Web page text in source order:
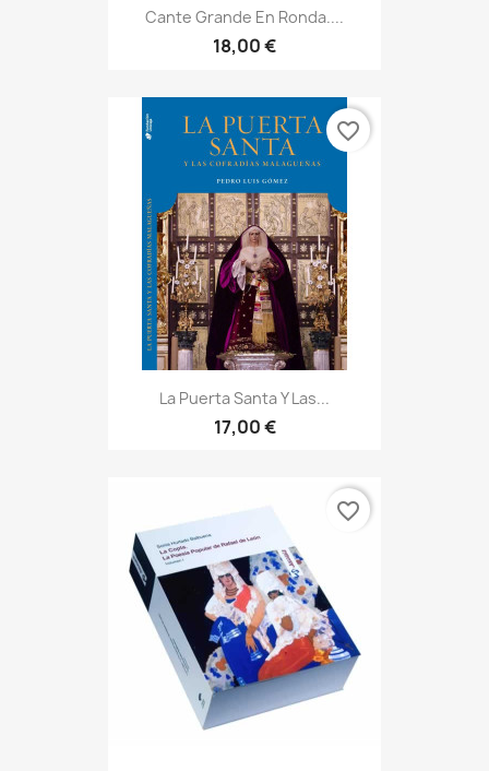
Cante Grande En Ronda....
18,00 €
La Puerta Santa Y Las...
17,00 €
favorite_border
favorite_border